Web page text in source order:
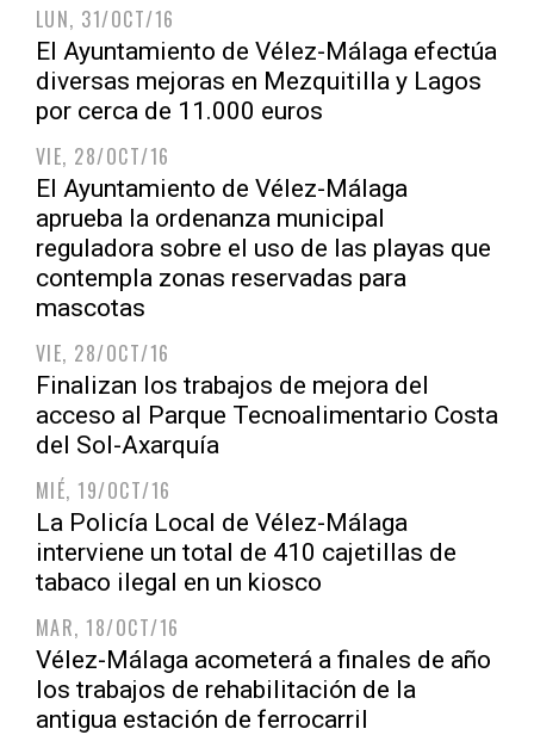
LUN, 31/OCT/16
El Ayuntamiento de Vélez-Málaga efectúa
diversas mejoras en Mezquitilla y Lagos
por cerca de 11.000 euros
VIE, 28/OCT/16
El Ayuntamiento de Vélez-Málaga
aprueba la ordenanza municipal
reguladora sobre el uso de las playas que
contempla zonas reservadas para
mascotas
VIE, 28/OCT/16
Finalizan los trabajos de mejora del
acceso al Parque Tecnoalimentario Costa
del Sol-Axarquía
MIÉ, 19/OCT/16
La Policía Local de Vélez-Málaga
interviene un total de 410 cajetillas de
tabaco ilegal en un kiosco
MAR, 18/OCT/16
Vélez-Málaga acometerá a finales de año
los trabajos de rehabilitación de la
antigua estación de ferrocarril